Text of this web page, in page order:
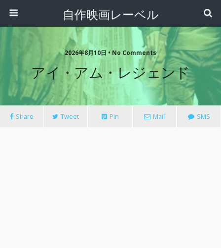
自作映画レーベル
2026年8月10日 • No Comments
アイ・アム・レジェンド
Share Tweet Pin Mail SMS